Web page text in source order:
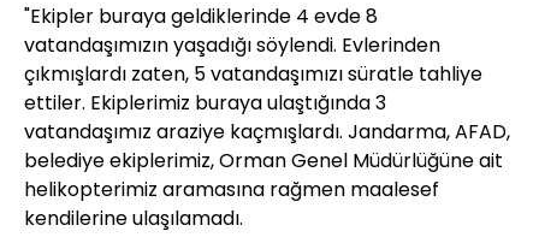
"Ekipler buraya geldiklerinde 4 evde 8
vatandaşımızın yaşadığı söylendi. Evlerinden
çıkmışlardı zaten, 5 vatandaşımızı süratle tahliye
ettiler. Ekiplerimiz buraya ulaştığında 3
vatandaşımız araziye kaçmışlardı. Jandarma, AFAD,
belediye ekiplerimiz, Orman Genel Müdürlüğüne ait
helikopterimiz aramasına rağmen maalesef
kendilerine ulaşılamadı.